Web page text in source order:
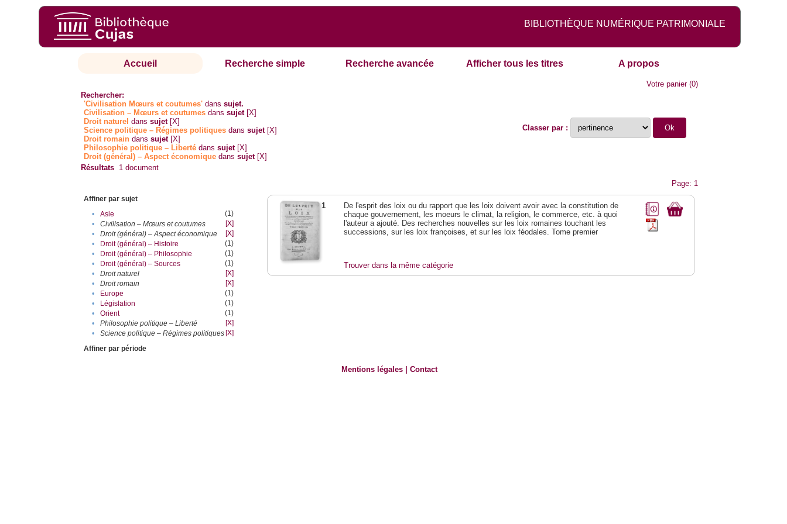
BIBLIOTHÈQUE NUMÉRIQUE PATRIMONIALE
Accueil Recherche simple Recherche avancée Afficher tous les titres A propos
Votre panier(0)
Rechercher:
'Civilisation Mœurs et coutumes' danssujet.
Civilisation – Mœurs et coutumes danssujet [X]
Droit naturel danssujet [X]
Science politique – Régimes politiques danssujet [X]
Droit romain danssujet [X]
Philosophie politique – Liberté danssujet [X]
Droit (général) – Aspect économique danssujet [X]
Classer par :
Résultats 1 document
Page: 1
Affiner par sujet
•
Asie
(1)
•
Civilisation – Mœurs et coutumes
[X]
•
Droit (général) – Aspect économique
[X]
•
Droit (général) – Histoire
(1)
•
Droit (général) – Philosophie
(1)
•
Droit (général) – Sources
(1)
•
Droit naturel
[X]
•
Droit romain
[X]
•
Europe
(1)
•
Législation
(1)
•
Orient
(1)
•
Philosophie politique – Liberté
[X]
•
Science politique – Régimes politiques [X]
Affiner par période
1
De l'esprit des loix ou du rapport que les loix doivent avoir avec la constitution de
chaque gouvernement, les moeurs le climat, la religion, le commerce, etc. à quoi
l'auteur a ajouté. Des recherches nouvelles sur les loix romaines touchant les
successions, sur les loix françoises, et sur les loix féodales. Tome premier
Trouver dans la même catégorie
Mentions légales |Contact